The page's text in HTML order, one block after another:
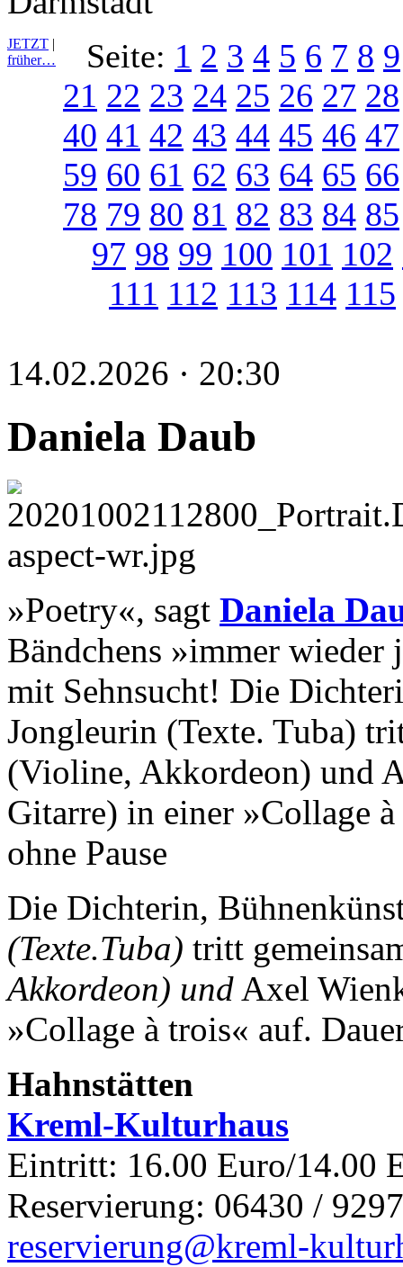
JETZT |
früher…
Seite: 1 2 3 4 5 6 7 8 9
21 22 23 24 25 26 27 28
40 41 42 43 44 45 46 47
59 60 61 62 63 64 65 66
78 79 80 81 82 83 84 85
97 98 99 100 101 102
111 112 113 114 115
14.02.2026 · 20:30
Daniela Daub
»Poetry«, sagt Daniela
Bändchens »immer wieder
mit Sehnsucht! Die
Jongleurin (Texte. Tuba)
(Violine, Akkordeon) und
Gitarre) in einer »Collage
ohne Pause
Die Dichterin,
(Texte.Tuba) tritt
Akkordeon) und Axel
»Collage à trois« auf.
Hahnstätten
Kreml-Kulturhaus
Eintritt: 16.00 Euro/14.00
Reservierung: 06430 /
reservierung@kreml-